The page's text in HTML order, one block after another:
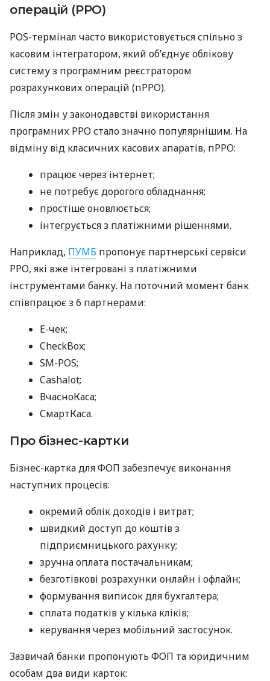
операцій (РРО)
POS-термінал часто використовується спільно з
касовим інтегратором, який об’єднує облікову
систему з програмним реєстратором
розрахункових операцій (пРРО).
Після змін у законодавстві використання
програмних РРО стало значно популярнішим. На
відміну від класичних касових апаратів, пРРО:
працює через інтернет;
не потребує дорогого обладнання;
простіше оновлюється;
інтегрується з платіжними рішеннями.
Наприклад, ПУМБ пропонує партнерські сервіси
РРО, які вже інтегровані з платіжними
інструментами банку. На поточний момент банк
співпрацює з 6 партнерами:
E-чек;
CheckBox;
SM-POS;
Cashalot;
ВчасноКаса;
СмартКаса.
Про бізнес-картки
Бізнес-картка для ФОП забезпечує виконання
наступних процесів:
окремий облік доходів і витрат;
швидкий доступ до коштів з
підприємницького рахунку;
зручна оплата постачальникам;
безготівкові розрахунки онлайн і офлайн;
формування виписок для бухгалтера;
сплата податків у кілька кліків;
керування через мобільний застосунок.
Зазвичай банки пропонують ФОП та юридичним
особам два види карток: